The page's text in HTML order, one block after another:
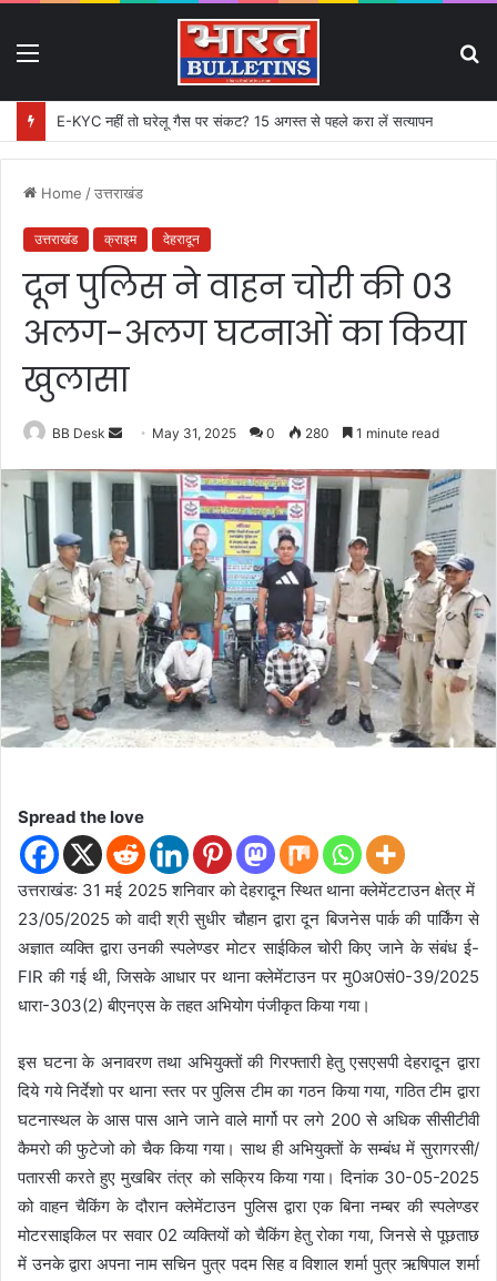
E-KYC नहीं तो घरेलू गैस पर संकट? 15 अगस्त से पहले करा लें सत्यापन
Home /उत्तराखंड
उत्तराखंड क्राइम देहरादून
दून पुलिस ने वाहन चोरी की 03
अलग-अलग घटनाओं का किया
खुलासा
BB Desk
n
a
n
m
i
l
May 31, 2025 0 280 1 minute read
Spread the love
उत्तराखंड: 31 मई 2025 शनिवार को देहरादून स्थित थाना क्लेमेंटटाउन क्षेत्र में
23/05/2025 को वादी श्री सुधीर चौहान द्वारा दून बिजनेस पार्क की पार्किंग से
अज्ञात व्यक्ति द्वारा उनकी स्पलेण्डर मोटर साईकिल चोरी किए जाने के संबंध ई-
FIR की गई थी, जिसके आधार पर थाना क्लेमेंटाउन पर मु0अ0सं0-39/2025
धारा-303(2) बीएनएस के तहत अभियोग पंजीकृत किया गया।
इस घटना के अनावरण तथा अभियुक्तों की गिरफ्तारी हेतु एसएसपी देहरादून द्वारा
दिये गये निर्देशो पर थाना स्तर पर पुलिस टीम का गठन किया गया, गठित टीम द्वारा
घटनास्थल के आस पास आने जाने वाले मार्गो पर लगे 200 से अधिक सीसीटीवी
कैमरो की फुटेजो को चैक किया गया। साथ ही अभियुक्तों के सम्बंध में सुरागरसी/
पतारसी करते हुए मुखबिर तंत्र को सक्रिय किया गया। दिनांक 30-05-2025
को वाहन चैकिंग के दौरान क्लेमेंटाउन पुलिस द्वारा एक बिना नम्बर की स्पलेण्डर
मोटरसाइकिल पर सवार 02 व्यक्तियों को चैकिंग हेतु रोका गया, जिनसे से पूछताछ
में उनके द्वारा अपना नाम सचिन पुत्र पदम सिह व विशाल शर्मा पुत्र ऋषिपाल शर्मा